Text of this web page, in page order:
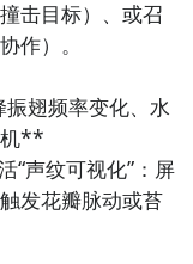
呢，随时随地关
放下载，什么时
九游偶是只虫专
和提问题，我们
击目标）、或召
作）。
翅频率变化、水
机**
声纹可视化”：屏
发花瓣脉动或苔